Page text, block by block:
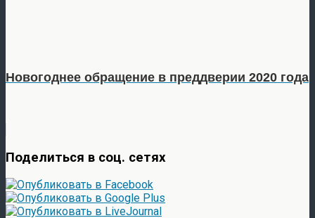
Новогоднее обращение в преддверии 2020 года
Поделиться в соц. сетях